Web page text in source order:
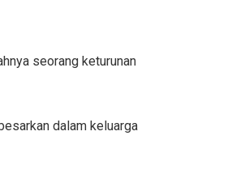
seorang keturunan
dalam keluarga